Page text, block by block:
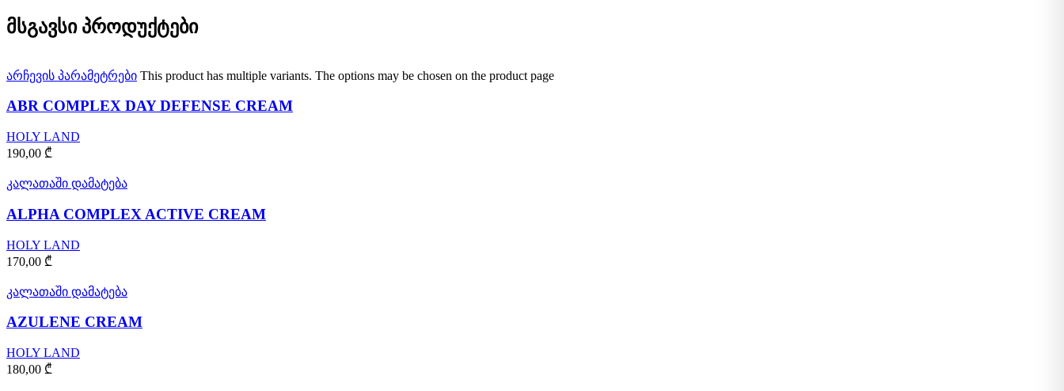
მსგავსი პროდუქტები
არჩევის პარამეტრები This product has multiple variants. The options may be chosen on the product page
ABR COMPLEX DAY DEFENSE CREAM
HOLY LAND
190,00 ₾
კალათაში დამატება
ALPHA COMPLEX ACTIVE CREAM
HOLY LAND
170,00 ₾
კალათაში დამატება
AZULENE CREAM
HOLY LAND
180,00 ₾